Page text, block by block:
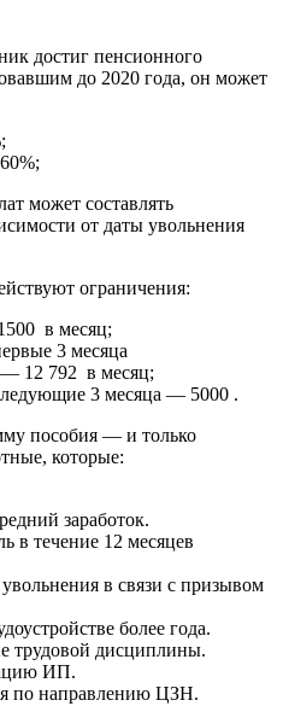
достиг пенсионного
до 2020 года, он может
может составлять
от даты увольнения
ограничения:
в месяц;
3 месяца
— 12 792 в месяц;
3 месяца — 5000 .
пособия — и только
которые:
заработок.
в течение 12 месяцев
в связи с призывом
более года.
трудовой дисциплины.
ИП.
по направлению ЦЗН.